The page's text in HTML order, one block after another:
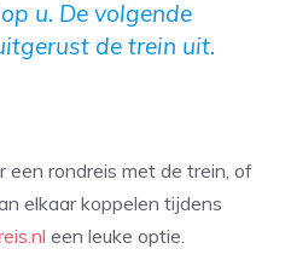
u. De volgende
de trein uit.
een rondreis met de trein, of
elkaar koppelen tijdens
een leuke optie.